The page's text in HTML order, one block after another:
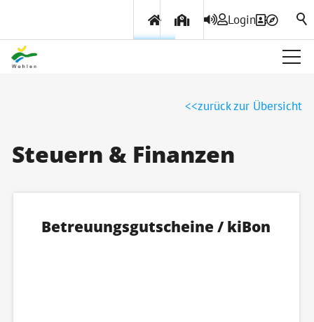
Login
Politik & Verwaltung
Themen & Services
zurück zur Übersicht
Steuern & Finanzen
Betreuungsgutscheine / kiBon